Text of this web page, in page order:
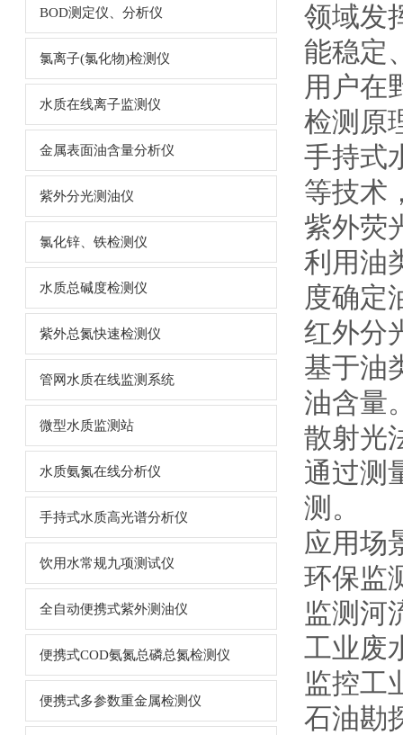
BOD测定仪、分析仪
氯离子(氯化物)检测仪
水质在线离子监测仪
金属表面油含量分析仪
紫外分光测油仪
氯化锌、铁检测仪
水质总碱度检测仪
紫外总氮快速检测仪
管网水质在线监测系统
微型水质监测站
水质氨氮在线分析仪
手持式水质高光谱分析仪
饮用水常规九项测试仪
全自动便携式紫外测油仪
便携式COD氨氮总磷总氮检测仪
便携式多参数重金属检测仪
领域发
能稳定
用户在
检测原
手持式
等技术
紫外荧
利用油
度确定
红外分
基于油
油含量
散射光
通过测
测。
应用场
环保监
监测河
工业废
监控工
石油勘